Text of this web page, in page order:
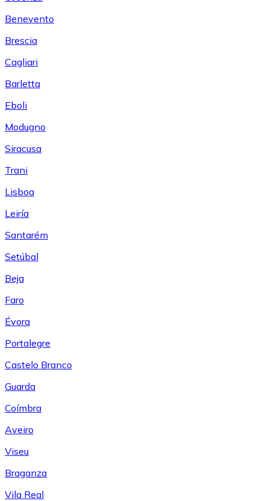
Benevento
Brescia
Cagliari
Barletta
Eboli
Modugno
Siracusa
Trani
Lisboa
Leiría
Santarém
Setúbal
Beja
Faro
Évora
Portalegre
Castelo Branco
Guarda
Coímbra
Aveiro
Viseu
Braganza
Vila Real